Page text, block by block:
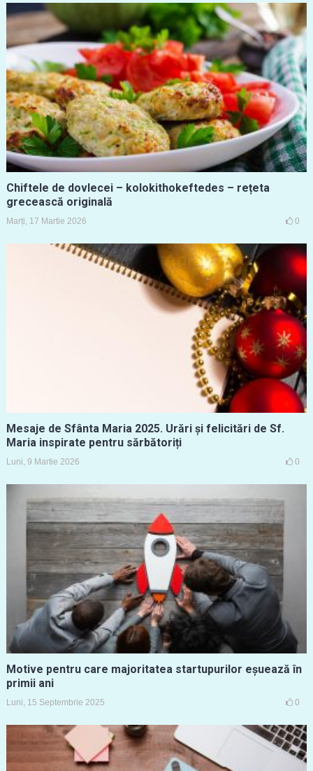
Chiftele de dovlecei – kolokithokeftedes – rețeta
grecească originală
Marți, 17 Martie 2026 0
Mesaje de Sfânta Maria 2025. Urări și felicitări de Sf.
Maria inspirate pentru sărbătoriți
Luni, 9 Martie 2026 0
Motive pentru care majoritatea startupurilor eșuează în
primii ani
Luni, 15 Septembrie 2025 0